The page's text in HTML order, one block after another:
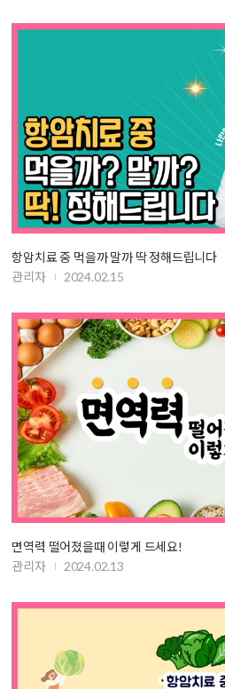
항암치료 중 먹을까 말까 딱 정해드립니다
관리자
2024.02.15
면역력 떨어졌을때 이렇게 드세요!
관리자
2024.02.13